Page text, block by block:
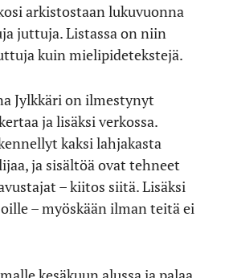
arkistostaan lukuvuonna
juttuja. Listassa on niin
kuin mielipidetekstejä.
Jylkkäri on ilmestynyt
ja lisäksi verkossa.
kaksi lahjakasta
ja sisältöä ovat tehneet
– kiitos siitä. Lisäksi
– myöskään ilman teitä ei